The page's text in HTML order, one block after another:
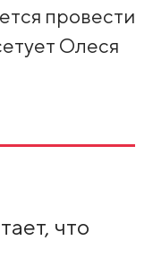
провести
Олеся
что